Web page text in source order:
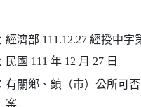
經濟部 111.12.27 經授中字
民國 111 年 12 月 27 日
有關鄉、鎮（市）公所可
案